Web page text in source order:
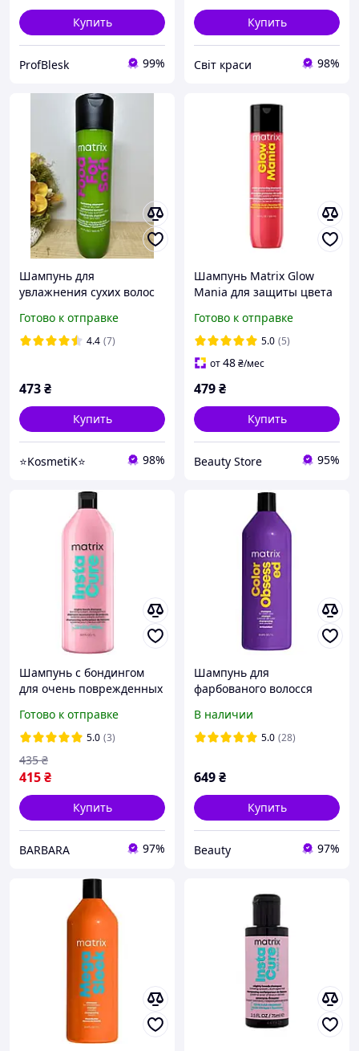
Купить
ProfBlesk 99%
Купить
Світ краси 98%
Шампунь для
увлажнения сухих волос
Shampoo 300 мл
Готово к отправке
4.4 (7)
473₴
Купить
⭐KosmetiK⭐ 98%
Шампунь Matrix Glow
Mania для защиты цвета
1000 мл Матрикс Глоу
Манія
Готово к отправке
5.0 (5)
от48₴/мес
479₴
Купить
Beauty Store 95%
Шампунь с бондингом
для очень поврежденных
Build-A-Bond Mighty
Bonds Shampoo 1000мл
Готово к отправке
5.0 (3)
415₴
435 ₴
Купить
BARBARA 97%
Шампунь для
фарбованого волосся
Obsessed,1000 мл
В наличии
5.0 (28)
649₴
Купить
Beauty 97%